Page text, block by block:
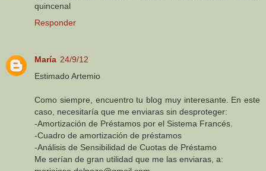
quincenal
Responder
María 24/9/12
Estimado Artemio
Como siempre, encuentro tu blog muy interesante. En este
caso, necesitaría que me enviaras sin desproteger:
-Amortización de Préstamos por el Sistema Francés.
-Cuadro de amortización de préstamos
-Análisis de Sensibilidad de Cuotas de Préstamo
Me serían de gran utilidad que me las enviaras, a: